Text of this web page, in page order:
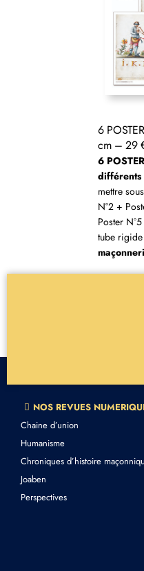
6
cm – 29
6
différents
mettre
N°2 +
Poster
tube rigide
NOS REVUES
Chaine d’union
Humanisme
Chroniques d’histoire
Joaben
Perspectives